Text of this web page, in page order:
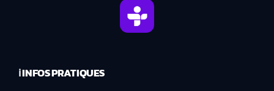
ℹ️ INFOS PRATIQUES